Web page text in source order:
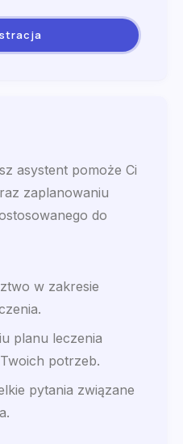
asystent pomoże Ci
zaplanowaniu
do
w zakresie
planu leczenia
potrzeb.
pytania związane